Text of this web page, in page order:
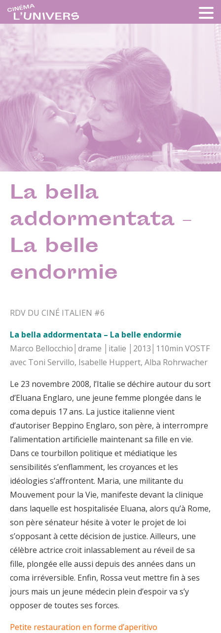
La bella
addormentata –
La belle
endormie
RDV DU CINÉ ITALIEN #6
La bella addormentata – La belle endormie
Marco Bellocchio│drame │italie │2013│110min VOSTF
avec Toni Servillo, Isabelle Huppert, Alba Rohrwacher
Le 23 novembre 2008, l’Italie se déchire autour du sort
d’Eluana Englaro, une jeune femme plongée dans le
coma depuis 17 ans. La justice italienne vient
d’autoriser Beppino Englaro, son père, à interrompre
l’alimentation artificielle maintenant sa fille en vie.
Dans ce tourbillon politique et médiatique les
sensibilités s’enflamment, les croyances et les
idéologies s’affrontent. Maria, une militante du
Mouvement pour la Vie, manifeste devant la clinique
dans laquelle est hospitalisée Eluana, alors qu’à Rome,
son père sénateur hésite à voter le projet de loi
s’opposant à cette décision de justice. Ailleurs, une
célèbre actrice croit inlassablement au réveil de sa
fille, plongée elle aussi depuis des années dans un
coma irréversible. Enfin, Rossa veut mettre fin à ses
jours mais un jeune médecin plein d’espoir va s’y
opposer de toutes ses forces.
Petite restauration en forme d’aperitivo